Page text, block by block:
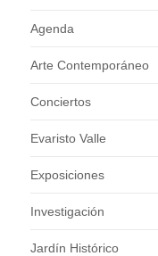
Agenda
Arte Contemporáneo
Conciertos
Evaristo Valle
Exposiciones
Investigación
Jardín Histórico